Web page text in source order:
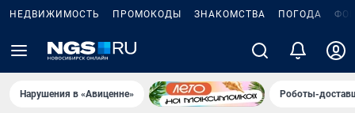
НЕДВИЖИМОСТЬ ПРОМОКОДЫ ЗНАКОМСТВА ПОГОДА
Нарушения в «Авиценне» Роботы-